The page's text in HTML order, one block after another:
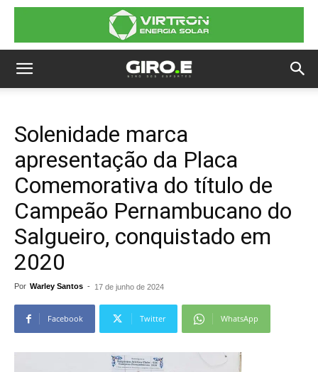
Solenidade marca
apresentação da Placa
Comemorativa do título de
Campeão Pernambucano do
Salgueiro, conquistado em
2020
Por Warley Santos - 17 de junho de 2024
Facebook Twitter WhatsApp